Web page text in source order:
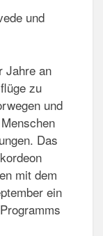
und
Jahre an
zu
und
Das
mit dem
ein